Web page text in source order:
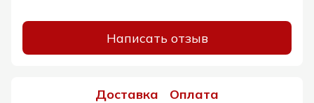
Написать отзыв
Доставка Оплата